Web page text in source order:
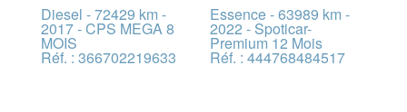
Diesel - 72429 km -
2017 - CPS MEGA 8
MOIS
Réf. : 366702219633
Essence - 63989 km -
2022 - Spoticar-
Premium 12 Mois
Réf. : 444768484517